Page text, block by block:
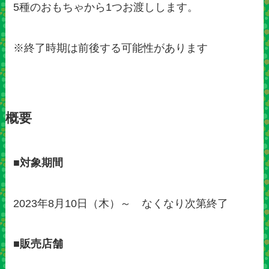
5種のおもちゃから1つお渡しします。
※終了時期は前後する可能性があります
概要
■対象期間
2023年8月10日（木）～ なくなり次第終了
■販売店舗